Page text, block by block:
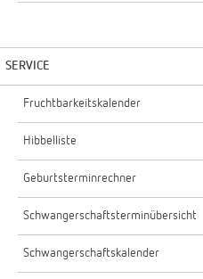
SERVICE
Fruchtbarkeitskalender
Hibbelliste
Geburtsterminrechner
Schwangerschaftsterminübersicht
Schwangerschaftskalender